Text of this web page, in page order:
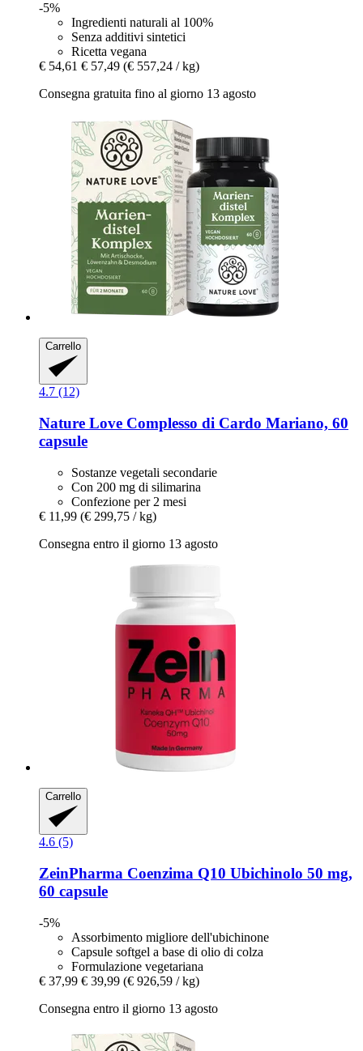
-5%
Ingredienti naturali al 100%
Senza additivi sintetici
Ricetta vegana
€ 54,61 € 57,49 (€ 557,24 / kg)
Consegna gratuita fino al giorno 13 agosto
Carrello
4.7 (12)
Nature Love Complesso di Cardo Mariano, 60
capsule
Sostanze vegetali secondarie
Con 200 mg di silimarina
Confezione per 2 mesi
€ 11,99 (€ 299,75 / kg)
Consegna entro il giorno 13 agosto
Carrello
4.6 (5)
ZeinPharma Coenzima Q10 Ubichinolo 50 mg,
60 capsule
-5%
Assorbimento migliore dell'ubichinone
Capsule softgel a base di olio di colza
Formulazione vegetariana
€ 37,99 € 39,99 (€ 926,59 / kg)
Consegna entro il giorno 13 agosto